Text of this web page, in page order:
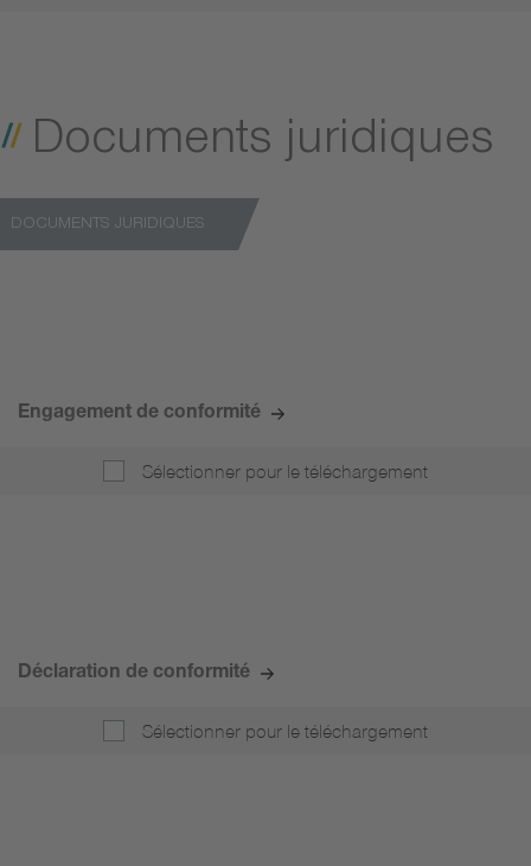
Documents juridiques
DOCUMENTS JURIDIQUES
Engagement de conformité
Sélectionner pour le téléchargement
Déclaration de conformité
Sélectionner pour le téléchargement